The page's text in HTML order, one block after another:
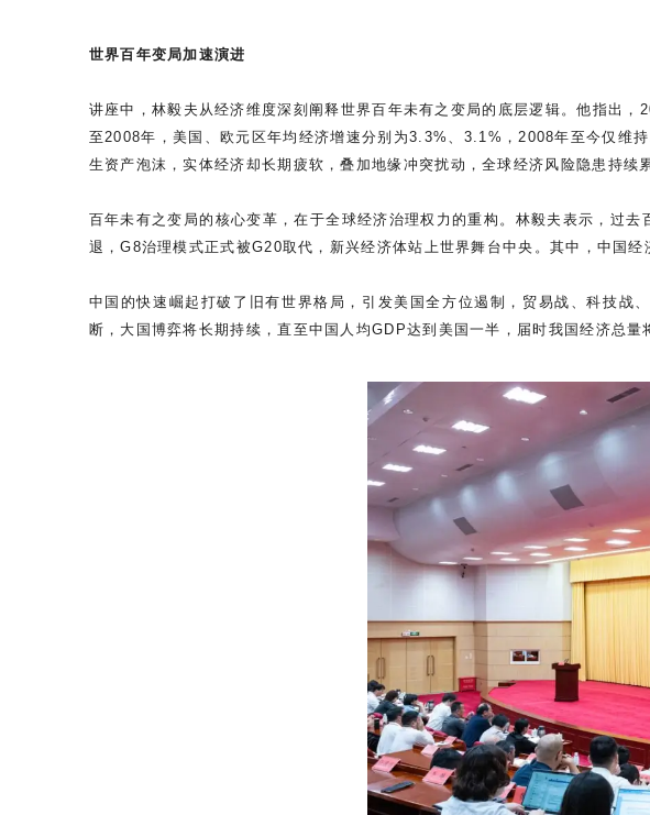
世界百年变局加速演进
讲座中，林毅夫从经济维度深刻阐释世界百年未有之变局的底层逻辑。他指出
至2008年，美国、欧元区年均经济增速分别为3.3%、3.1%，2008年至今仅维
生资产泡沫，实体经济却长期疲软，叠加地缘冲突扰动，全球经济风险隐患持续
百年未有之变局的核心变革，在于全球经济治理权力的重构。林毅夫表示，过
退，G8治理模式正式被G20取代，新兴经济体站上世界舞台中央。其中，中国
中国的快速崛起打破了旧有世界格局，引发美国全方位遏制，贸易战、科技战
断，大国博弈将长期持续，直至中国人均GDP达到美国一半，届时我国经济总